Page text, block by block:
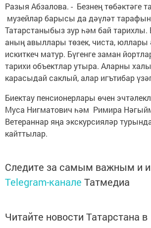
Разыя Абзалова. - Безнең төбәктәге
музейлар барысы да дәүләт
Татарстаныбыз зур һәм бай тарихлы.
аның авыллары төзек, чиста, юллары
искиткеч матур. Бүгенге заман
тарихи объектлар утыра. Аларны
карасыдай саклый, алар игътибар
Биектау пенсионерлары өчен
Муса Нигматович һәм Римира
Ветераннар яңа экскурсияләр
кайттылар.
Следите за самым важным и
Telegram-канале Татмедиа
Читайте новости Татарстана в